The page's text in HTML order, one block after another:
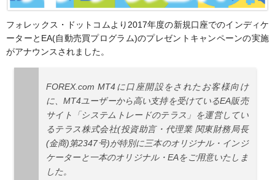
フォレックス・ドットコムより2017年度の新規口座でのインディケ
ーターとEA(自動売買プログラム)のプレゼントキャンペーンの実施
がアナウンスされました。
FOREX.com MT4に口座開設をされたお客様向け
に、MT4ユーザーから高い支持を受けているEA販売
サイト「システムトレードのテラス」を運営してい
るテラス株式会社(投資助言・代理業 関東財務局長
(金商)第2347号)が特別に三本のオリジナル・インジ
ケーターと一本のオリジナル・EAをご用意いたしま
した。